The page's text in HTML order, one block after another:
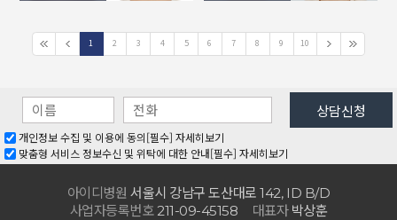
1 2 3 4 5 6 7 8 9 10
개인정보 수집 및 이용에 동의[필수] 자세히보기
맞춤형 서비스 정보수신 및 위탁에 대한 안내[필수] 자세히보기
아이디병원 서울시 강남구 도산대로142, ID B/D
사업자등록번호211-09-45158 대표자박상훈